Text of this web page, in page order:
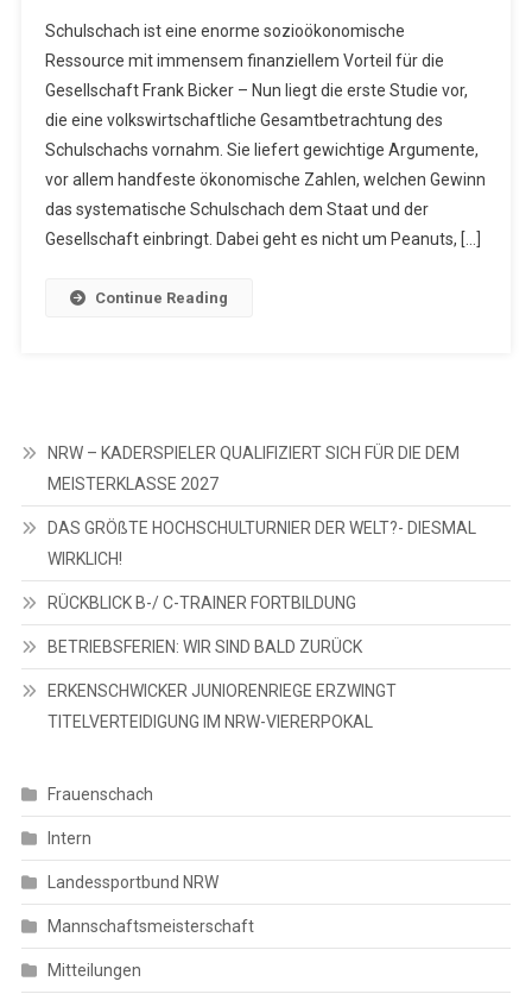
Schulschach ist eine enorme sozioökonomische
Ressource mit immensem finanziellem Vorteil für die
Gesellschaft Frank Bicker – Nun liegt die erste Studie vor,
die eine volkswirtschaftliche Gesamtbetrachtung des
Schulschachs vornahm. Sie liefert gewichtige Argumente,
vor allem handfeste ökonomische Zahlen, welchen Gewinn
das systematische Schulschach dem Staat und der
Gesellschaft einbringt. Dabei geht es nicht um Peanuts, […]
Continue Reading
NRW – KADERSPIELER QUALIFIZIERT SICH FÜR DIE DEM
MEISTERKLASSE 2027
DAS GRÖßTE HOCHSCHULTURNIER DER WELT?- DIESMAL
WIRKLICH!
RÜCKBLICK B-/ C-TRAINER FORTBILDUNG
BETRIEBSFERIEN: WIR SIND BALD ZURÜCK
ERKENSCHWICKER JUNIORENRIEGE ERZWINGT
TITELVERTEIDIGUNG IM NRW-VIERERPOKAL
Frauenschach
Intern
Landessportbund NRW
Mannschaftsmeisterschaft
Mitteilungen